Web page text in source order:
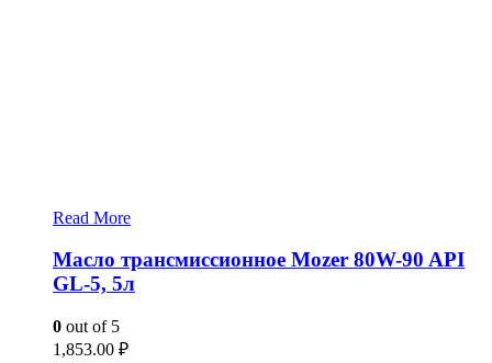
Read More
Масло трансмиссионное Mozer 80W-90 API
GL-5, 5л
0 out of 5
1,853.00 ₽